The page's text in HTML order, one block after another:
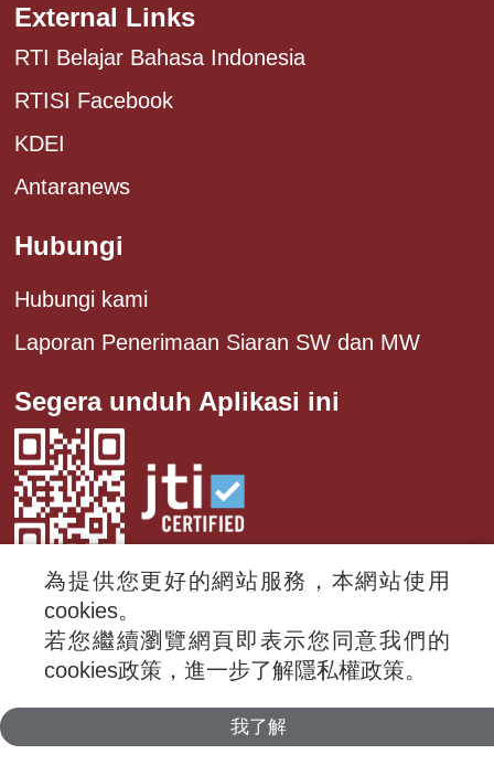
External Links
RTI Belajar Bahasa Indonesia
RTISI Facebook
KDEI
Antaranews
Hubungi
Hubungi kami
Laporan Penerimaan Siaran SW dan MW
Segera unduh Aplikasi ini
© 2024 RTI (Radio Taiwan International).
All rights reserved.
為提供您更好的網站服務，本網站使用
cookies。
若您繼續瀏覽網頁即表示您同意我們的
cookies政策，進一步了解隱私權政策。
我了解